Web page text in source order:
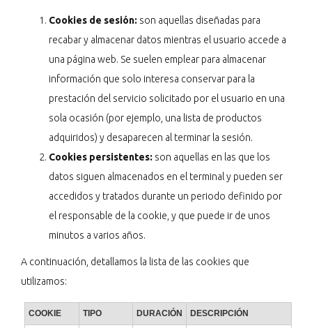
Cookies de sesión: son aquellas diseñadas para
recabar y almacenar datos mientras el usuario accede a
una página web. Se suelen emplear para almacenar
información que solo interesa conservar para la
prestación del servicio solicitado por el usuario en una
sola ocasión (por ejemplo, una lista de productos
adquiridos) y desaparecen al terminar la sesión.
Cookies persistentes: son aquellas en las que los
datos siguen almacenados en el terminal y pueden ser
accedidos y tratados durante un periodo definido por
el responsable de la cookie, y que puede ir de unos
minutos a varios años.
A continuación, detallamos la lista de las cookies que
utilizamos:
COOKIE TIPO DURACIÓN DESCRIPCIÓN